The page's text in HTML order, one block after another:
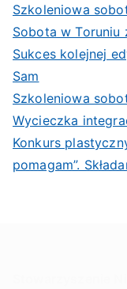
Szkoleniowa
Sobota w Toruniu
Sukces kolejnej
Sam
Szkoleniowa
Wycieczka
Konkurs
pomagam”.